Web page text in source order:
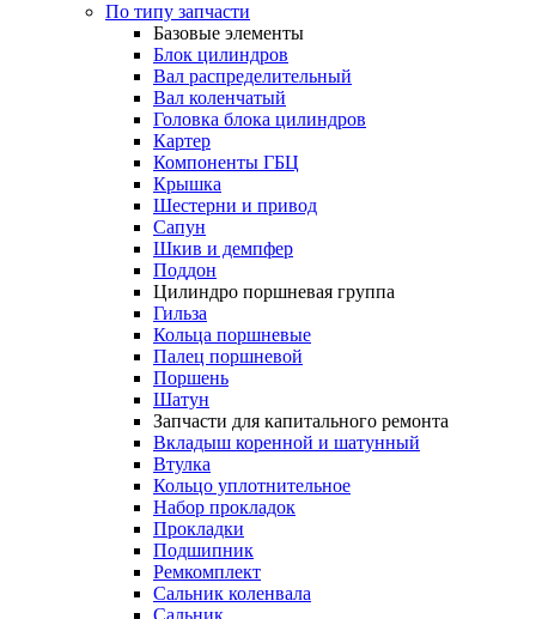
По типу запчасти
Базовые элементы
Блок цилиндров
Вал распределительный
Вал коленчатый
Головка блока цилиндров
Картер
Компоненты ГБЦ
Крышка
Шестерни и привод
Сапун
Шкив и демпфер
Поддон
Цилиндро поршневая группа
Гильза
Кольца поршневые
Палец поршневой
Поршень
Шатун
Запчасти для капитального ремонта
Вкладыш коренной и шатунный
Втулка
Кольцо уплотнительное
Набор прокладок
Прокладки
Подшипник
Ремкомплект
Сальник коленвала
Сальник